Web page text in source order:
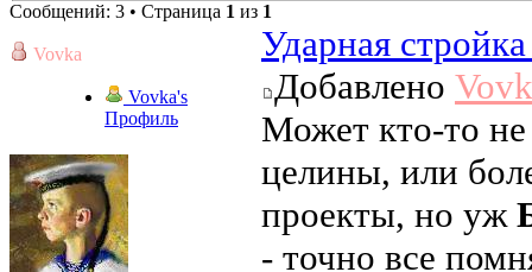
Сообщений: 3 • Страница 1 из 1
Vovka
Vovka's
Профиль
Ударная
Добавлено
Может кто-то
целины, или
проекты, но уж
- точно все